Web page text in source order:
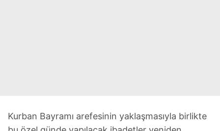
Kurban Bayramı arefesinin yaklaşmasıyla birlikte